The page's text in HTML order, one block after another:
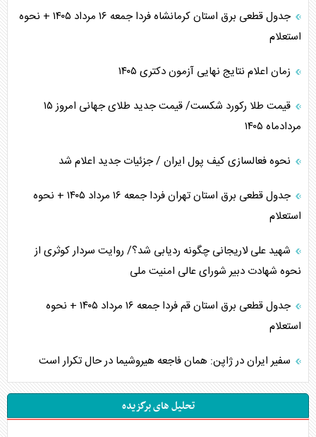
جدول قطعی برق استان کرمانشاه فردا جمعه ۱۶ مرداد ۱۴۰۵ + نحوه
استعلام
زمان اعلام نتایج نهایی آزمون دکتری ۱۴۰۵
قیمت طلا رکورد شکست/ قیمت جدید طلای جهانی امروز ۱۵
مردادماه ۱۴۰۵
نحوه فعالسازی کیف پول ایران / جزئیات جدید اعلام شد
جدول قطعی برق استان تهران فردا جمعه ۱۶ مرداد ۱۴۰۵ + نحوه
استعلام
شهید علی لاریجانی چگونه ردیابی شد؟/ روایت سردار کوثری از
نحوه شهادت دبیر شورای عالی امنیت ملی
جدول قطعی برق استان قم فردا جمعه ۱۶ مرداد ۱۴۰۵ + نحوه
استعلام
سفیر ایران در ژاپن: همان فاجعه هیروشیما در حال تکرار است
تحلیل های برگزیده